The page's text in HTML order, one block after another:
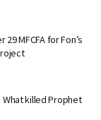
MFCFA for Fon’s
What killed Prophet